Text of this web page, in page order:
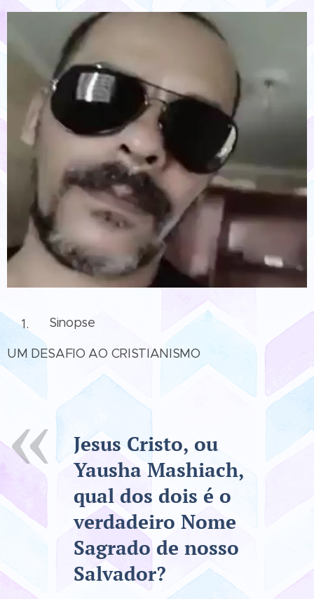
Sinopse
UM DESAFIO AO CRISTIANISMO
Jesus Cristo, ou
Yausha Mashiach,
qual dos dois é o
verdadeiro Nome
Sagrado de nosso
Salvador?